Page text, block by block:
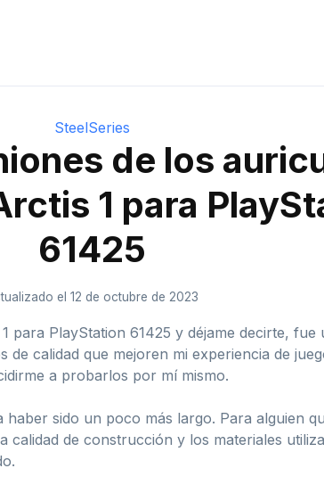
SteelSeries
de los
1 para
61425
el 12 de octubre de 2023
PlayStation 61425 y déjame decirte, fue
calidad que mejoren mi experiencia de
a probarlos por mí mismo.
sido un poco más largo. Para alguien
calidad de construcción y los materiales